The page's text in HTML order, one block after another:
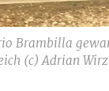
Brambilla
(c) Adrian